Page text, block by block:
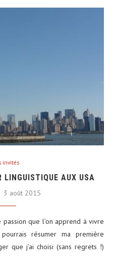
invités
LINGUISTIQUE AUX USA
3 août 2015
que l’on apprend à vivre
résumer ma première
que j’ai choisi (sans regrets !)